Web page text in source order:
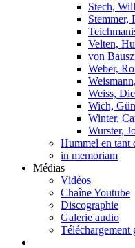
Stech,
Stemmer,
Velten,
von
Weber,
Weiss,
Wich,
Winter,
Wurster,
Hummel en tant
in memoriam
Médias
Vidéos
Chaîne Youtube
Discographie
Galerie audio
Téléchargement